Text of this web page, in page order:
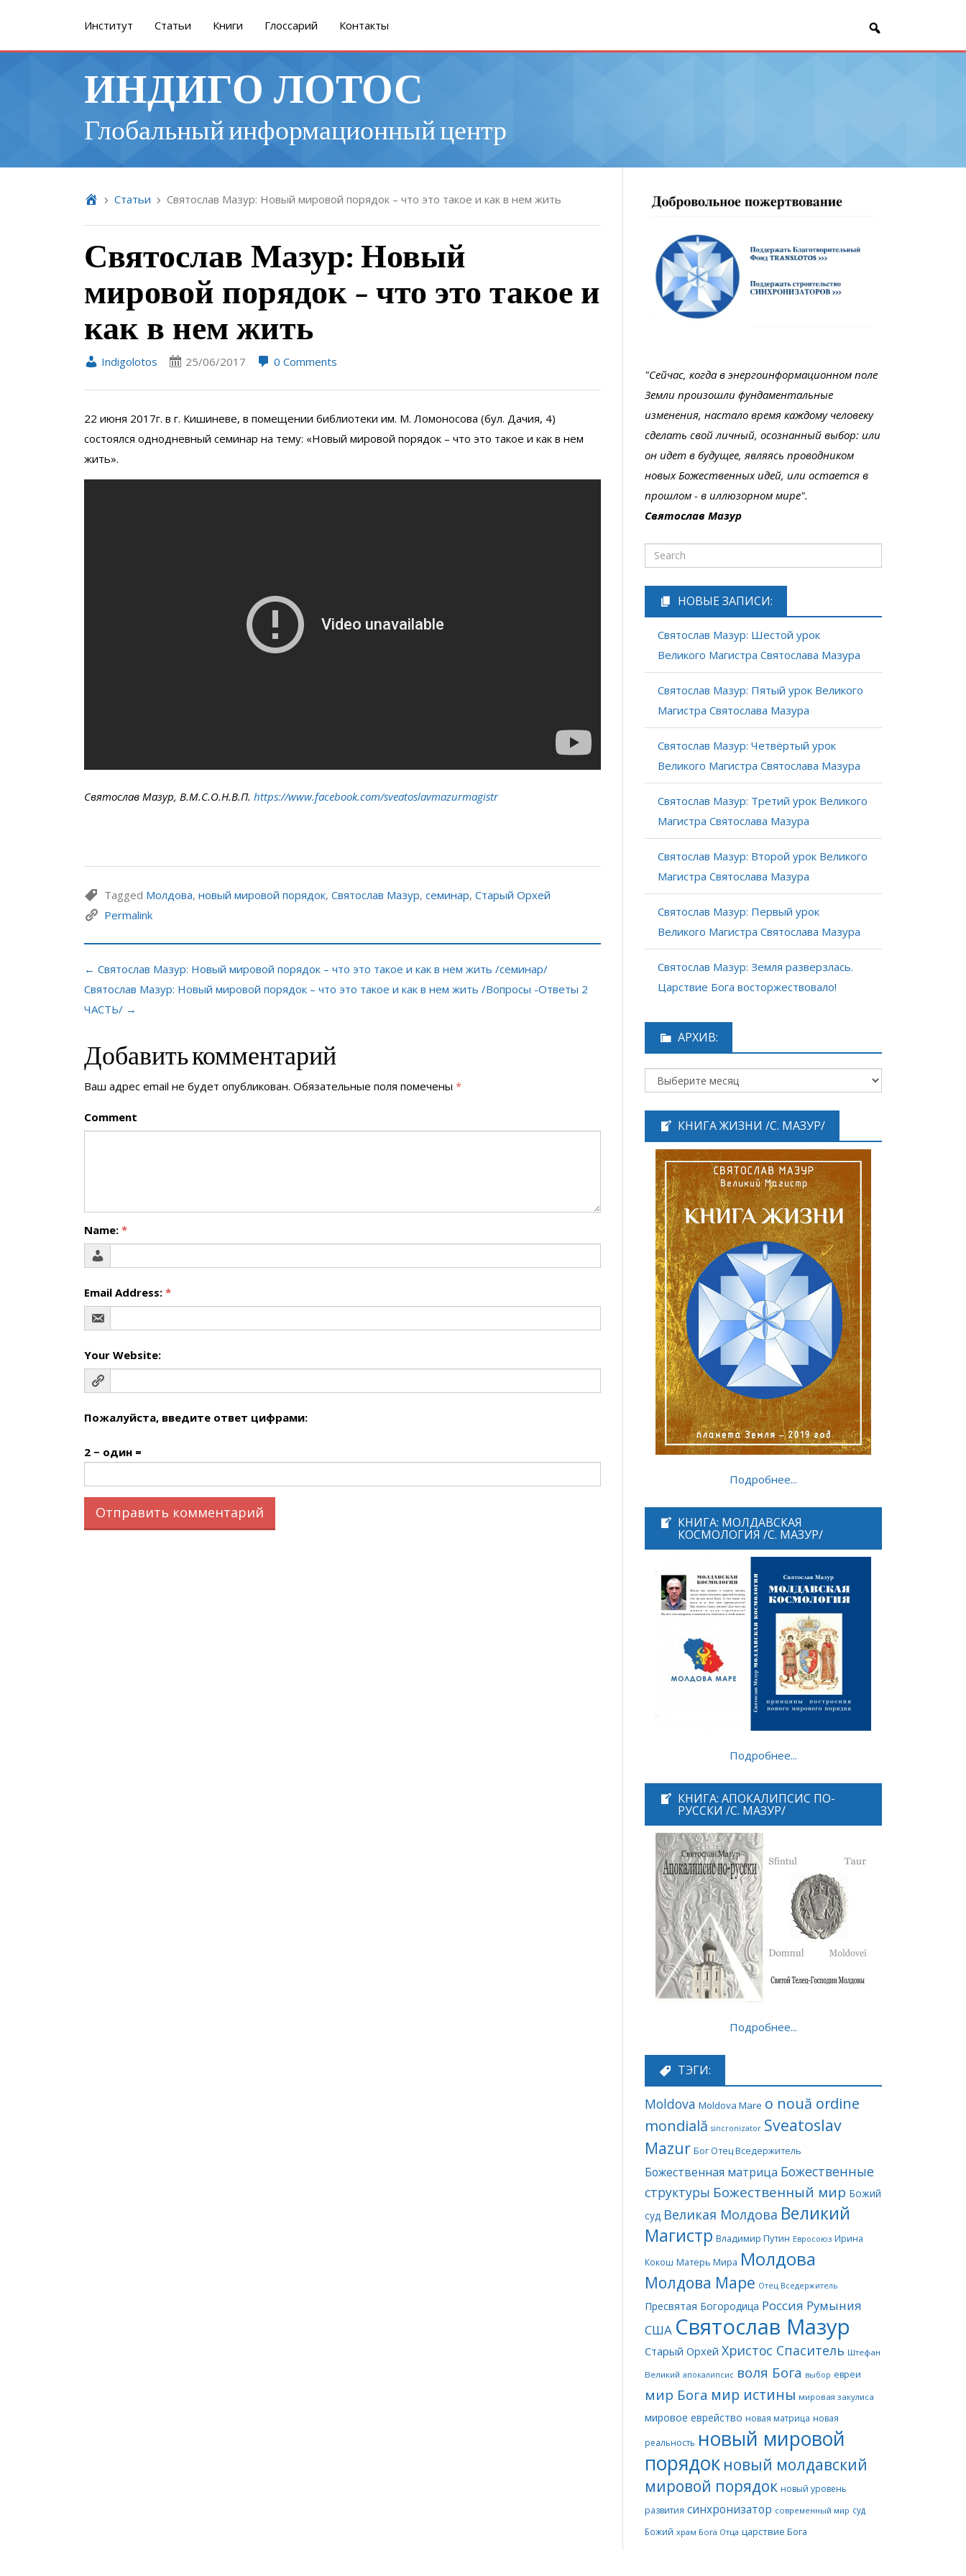
Институт Cтатьи Книги Глоссарий Контакты
ИНДИГО ЛОТОС
Глобальный информационный центр
Cтатьи Святослав Мазур: Новый мировой порядок – что это такое и как в нем жить
Святослав Мазур: Новый
мировой порядок – что это такое и
как в нем жить
Indigolotos 25/06/2017 0 Comments
22 июня 2017г. в г. Кишиневе, в помещении библиотеки им. М. Ломоносова (бул. Дачия, 4)
состоялся однодневный семинар на тему: «Новый мировой порядок – что это такое и как в нем
жить».
Святослав Мазур, В.М.С.О.Н.В.П. https://www.facebook.com/sveatoslavmazurmagistr
Tagged Молдова, новый мировой порядок, Святослав Мазур, семинар, Старый Орхей
Permalink
← Святослав Мазур: Новый мировой порядок – что это такое и как в нем жить /семинар/
Святослав Мазур: Новый мировой порядок – что это такое и как в нем жить /Вопросы -Ответы 2
ЧАСТЬ/ →
Добавить комментарий
Ваш адрес email не будет опубликован. Обязательные поля помечены *
Comment
Name: *
Email Address: *
Your Website:
Пожалуйста, введите ответ цифрами:
2 − один =
"Сейчас, когда в энергоинформационном поле
Земли произошли фундаментальные
изменения, настало время каждому человеку
сделать свой личный, осознанный выбор: или
он идет в будущее, являясь проводником
новых Божественных идей, или остается в
прошлом - в иллюзорном мире".
Святослав Мазур
НОВЫЕ ЗАПИСИ:
Святослав Мазур: Шестой урок
Великого Магистра Святослава Мазура
Святослав Мазур: Пятый урок Великого
Магистра Святослава Мазура
Святослав Мазур: Четвёртый урок
Великого Магистра Святослава Мазура
Святослав Мазур: Третий урок Великого
Магистра Святослава Мазура
Святослав Мазур: Второй урок Великого
Магистра Святослава Мазура
Святослав Мазур: Первый урок
Великого Магистра Святослава Мазура
Святослав Мазур: Земля разверзлась.
Царствие Бога восторжествовало!
АРХИВ:
КНИГА ЖИЗНИ /С. МАЗУР/
Подробнее...
КНИГА: МОЛДАВСКАЯ
КОСМОЛОГИЯ /С. МАЗУР/
Подробнее...
КНИГА: АПОКАЛИПСИС ПО-
РУССКИ /С. МАЗУР/
Подробнее...
ТЭГИ:
Moldova Moldova Mare o nouă ordine
mondială sincronizator Sveatoslav
Mazur Бог Отец Вседержитель
Божественная матрица Божественные
структуры Божественный мир Божий
суд Великая Молдова Великий
Магистр Владимир Путин Евросоюз Ирина
Кокош Матерь Мира Молдова
Молдова Маре Отец Вседержитель
Пресвятая Богородица Россия Румыния
США Святослав Мазур
Старый Орхей Христос Спаситель Штефан
Великий апокалипсис воля Бога выбор евреи
мир Бога мир истины мировая закулиса
мировое еврейство новая матрица новая
реальность новый мировой
порядок новый молдавский
мировой порядок новый уровень
развития синхронизатор современный мир суд
Божий храм Бога Отца царствие Бога